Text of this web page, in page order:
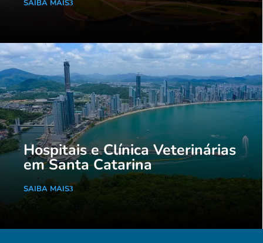
SAIBA MAIS
Hospitais e Clínica Veterinárias
em Santa Catarina
SAIBA MAIS